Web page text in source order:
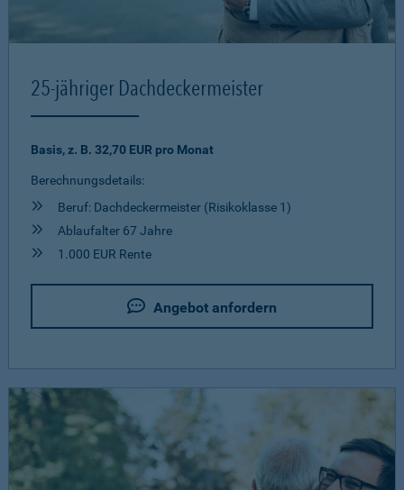
25-jähriger Dachdeckermeister
Basis, z. B. 32,70 EUR pro Monat
Berechnungsdetails:
Beruf: Dachdeckermeister (Risikoklasse 1)
Ablaufalter 67 Jahre
1.000 EUR Rente
Angebot anfordern